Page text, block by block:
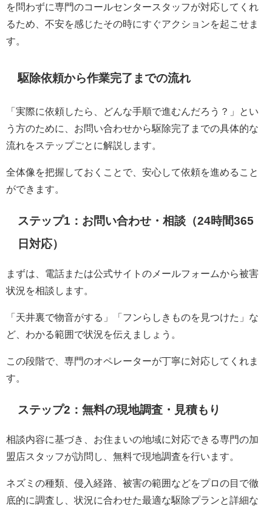
を問わずに専門のコールセンタースタッフが対応してくれ
るため、不安を感じたその時にすぐアクションを起こせま
す。
駆除依頼から作業完了までの流れ
「実際に依頼したら、どんな手順で進むんだろう？」とい
う方のために、お問い合わせから駆除完了までの具体的な
流れをステップごとに解説します。
全体像を把握しておくことで、安心して依頼を進めること
ができます。
ステップ1：お問い合わせ・相談（24時間365
日対応）
まずは、電話または公式サイトのメールフォームから被害
状況を相談します。
「天井裏で物音がする」「フンらしきものを見つけた」な
ど、わかる範囲で状況を伝えましょう。
この段階で、専門のオペレーターが丁寧に対応してくれま
す。
ステップ2：無料の現地調査・見積もり
相談内容に基づき、お住まいの地域に対応できる専門の加
盟店スタッフが訪問し、無料で現地調査を行います。
ネズミの種類、侵入経路、被害の範囲などをプロの目で徹
底的に調査し、状況に合わせた最適な駆除プランと詳細な